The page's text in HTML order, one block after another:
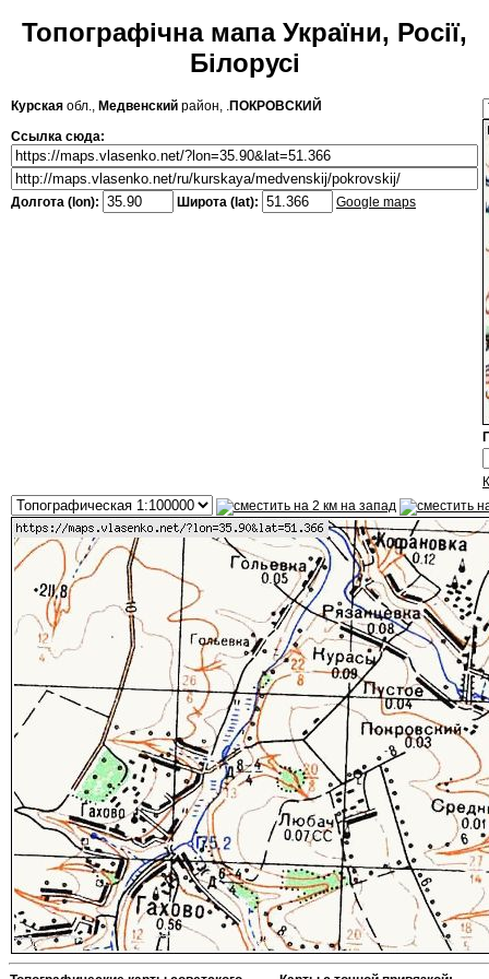
Топографічна мапа України, Росії,
Білорусі
Курская обл., Медвенский район, .ПОКРОВСКИЙ
Ссылка сюда:
Долгота (lon): Широта (lat): Google maps